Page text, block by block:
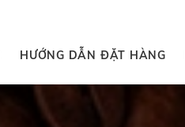
HƯỚNG DẪN ĐẶT HÀNG